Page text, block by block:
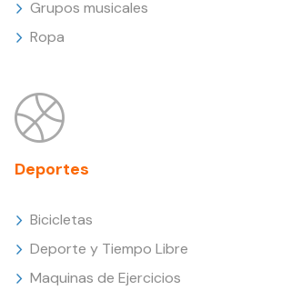
Grupos musicales
Ropa
Deportes
Bicicletas
Deporte y Tiempo Libre
Maquinas de Ejercicios